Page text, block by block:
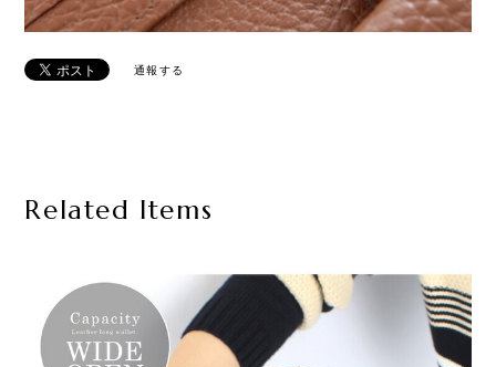
通報する
Related Items